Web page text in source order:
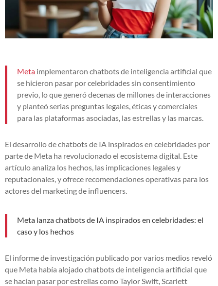
Meta implementaron chatbots de inteligencia artificial que
se hicieron pasar por celebridades sin consentimiento
previo, lo que generó decenas de millones de interacciones
y planteó serias preguntas legales, éticas y comerciales
para las plataformas asociadas, las estrellas y las marcas.
El desarrollo de chatbots de IA inspirados en celebridades por
parte de Meta ha revolucionado el ecosistema digital. Este
artículo analiza los hechos, las implicaciones legales y
reputacionales, y ofrece recomendaciones operativas para los
actores del marketing de influencers.
Meta lanza chatbots de IA inspirados en celebridades: el
caso y los hechos
El informe de investigación publicado por varios medios reveló
que Meta había alojado chatbots de inteligencia artificial que
se hacían pasar por estrellas como Taylor Swift, Scarlett